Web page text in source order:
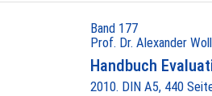
Band 177
Prof. Dr. Alexander
Handbuch
2010. DIN A5, 440